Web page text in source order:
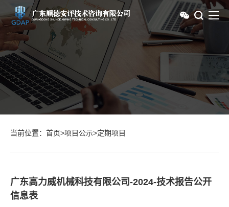
当前位置： 首页>项目公示>定期项目
广东高力威机械科技有限公司-2024-技术报告公开
信息表